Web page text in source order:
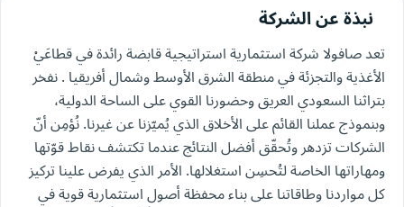
نبذة عن الشركة
تعد صافولا شركة استثمارية استراتيجية قابضة رائدة في قطاعَيْ
الأغذية والتجزئة في منطقة الشرق الأوسط وشمال أفريقيا . نفخر
بتراثنا السعودي العريق وحضورنا القوي على الساحة الدولية،
وبنموذج عملنا القائم على الأخلاق الذي يُميّزنا عن غيرنا. نُؤمِن أنّ
الشركات تزدهر وتُحقّق أفضل النتائج عندما تكتشف نقاط قوّتها
ومهاراتها الخاصة لتُحسِن استغلالها. الأمر الذي يفرض علينا تركيز
كل مواردنا وطاقاتنا على بناء محفظة أصول استثمارية قوية في